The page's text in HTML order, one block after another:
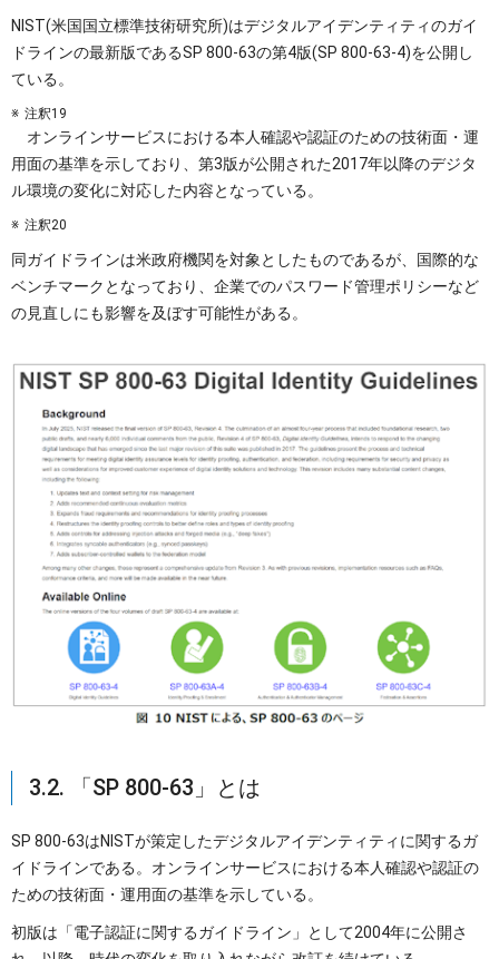
NIST(米国国立標準技術研究所)はデジタルアイデンティティのガイ
ドラインの最新版であるSP 800-63の第4版(SP 800-63-4)を公開し
ている。
注釈19
オンラインサービスにおける本人確認や認証のための技術面・運
用面の基準を示しており、第3版が公開された2017年以降のデジタ
ル環境の変化に対応した内容となっている。
注釈20
同ガイドラインは米政府機関を対象としたものであるが、国際的な
ベンチマークとなっており、企業でのパスワード管理ポリシーなど
の見直しにも影響を及ぼす可能性がある。
3.2. 「SP 800-63」とは
SP 800-63はNISTが策定したデジタルアイデンティティに関するガ
イドラインである。オンラインサービスにおける本人確認や認証の
ための技術面・運用面の基準を示している。
初版は「電子認証に関するガイドライン」として2004年に公開さ